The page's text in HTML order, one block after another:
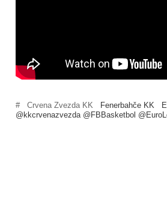
# Crvena Zvezda KK Fenerbahče KK
@kkcrvenazvezda @FBBasketbol